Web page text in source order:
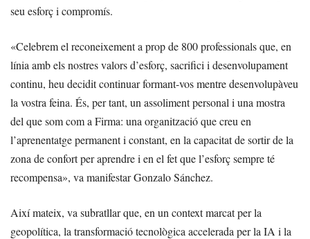
seu esforç i compromís.
«Celebrem el reconeixement a prop de 800 professionals que, en
línia amb els nostres valors d’esforç, sacrifici i desenvolupament
continu, heu decidit continuar formant-vos mentre desenvolupàveu
la vostra feina. És, per tant, un assoliment personal i una mostra
del que som com a Firma: una organització que creu en
l’aprenentatge permanent i constant, en la capacitat de sortir de la
zona de confort per aprendre i en el fet que l’esforç sempre té
recompensa», va manifestar Gonzalo Sánchez.
Així mateix, va subratllar que, en un context marcat per la
geopolítica, la transformació tecnològica accelerada per la IA i la